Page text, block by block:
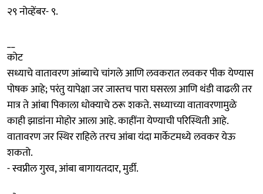
२९ नोव्हेंबर- ९.
कोट
सध्याचे वातावरण आंब्याचे चांगले आणि लवकरात लवकर पीक येण्यास
पोषक आहे; परंतु यापेक्षा जर जास्तच पारा घसरला आणि थंडी वाढली तर
मात्र ते आंबा पिकाला धोक्याचे ठरू शकते. सध्याच्या वातावरणामुळे
काही झाडांना मोहोर आला आहे. काहींना येण्याची परिस्थिती आहे.
वातावरण जर स्थिर राहिले तरच आंबा यंदा मार्केटमध्ये लवकर येऊ
शकतो.
- स्वप्नील गुरव, आंबा बागायतदार, मुर्डी.